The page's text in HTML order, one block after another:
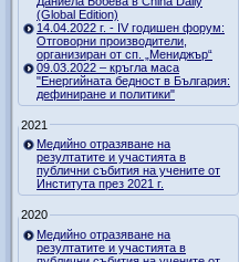
(Global Edition)
14.04.2022 г. - IV годишен форум:
Отговорни производители,
организиран от сп. „Мениджър“
09.03.2022 – кръгла маса
"Енергийната бедност в България:
дефиниране и политики"
2021
Медийно отразяване на
резултатите и участията в
публични събития на учените от
Института през 2021 г.
2020
Медийно отразяване на
резултатите и участията в